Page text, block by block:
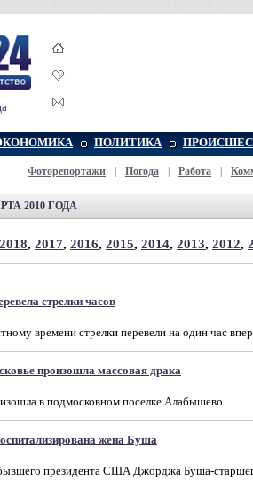
ПОЛИТИКА
Фоторепортажи Погода Работа
2010 ГОДА
2018, 2017, 2016, 2015, 2014, 2013, 2012,
стрелки часов
времени стрелки перевели на один час
произошла массовая драка
в подмосковном поселке Алабышево
жена Буша
президента США Джорджа Буша-